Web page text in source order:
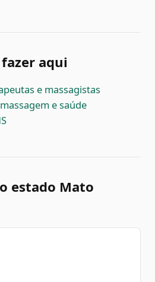
aqui
e massagistas
e saúde
estado Mato